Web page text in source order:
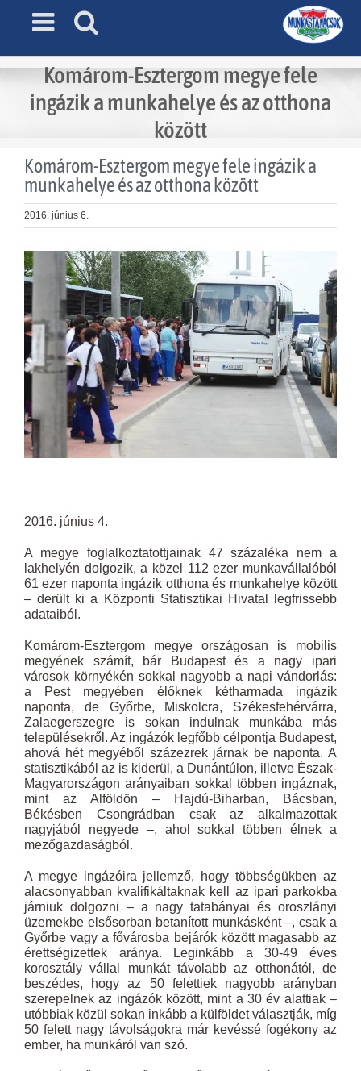
Komárom-Esztergom megye fele
ingázik a munkahelye és az otthona
között
Komárom-Esztergom megye fele ingázik a
munkahelye és az otthona között
2016. június 6.
View
Larger
Image
2016. június 4.
A megye foglalkoztatottjainak 47 százaléka nem a
lakhelyén dolgozik, a közel 112 ezer munkavállalóból
61 ezer naponta ingázik otthona és munkahelye között
– derült ki a Központi Statisztikai Hivatal legfrissebb
adataiból.
Komárom-Esztergom megye országosan is mobilis
megyének számít, bár Budapest és a nagy ipari
városok környékén sokkal nagyobb a napi vándorlás:
a Pest megyében élőknek kétharmada ingázik
naponta, de Győrbe, Miskolcra, Székesfehérvárra,
Zalaegerszegre is sokan indulnak munkába más
településekről. Az ingázók legfőbb célpontja Budapest,
ahová hét megyéből százezrek járnak be naponta. A
statisztikából az is kiderül, a Dunántúlon, illetve Észak-
Magyarországon arányaiban sokkal többen ingáznak,
mint az Alföldön – Hajdú-Biharban, Bácsban,
Békésben Csongrádban csak az alkalmazottak
nagyjából negyede –, ahol sokkal többen élnek a
mezőgazdaságból.
A megye ingázóira jellemző, hogy többségükben az
alacsonyabban kvalifikáltaknak kell az ipari parkokba
járniuk dolgozni – a nagy tatabányai és oroszlányi
üzemekbe elsősorban betanított munkásként –, csak a
Győrbe vagy a fővárosba bejárók között magasabb az
érettségizettek aránya. Leginkább a 30-49 éves
korosztály vállal munkát távolabb az otthonától, de
beszédes, hogy az 50 felettiek nagyobb arányban
szerepelnek az ingázók között, mint a 30 év alattiak –
utóbbiak közül sokan inkább a külföldet választják, míg
50 felett nagy távolságokra már kevéssé fogékony az
ember, ha munkáról van szó.